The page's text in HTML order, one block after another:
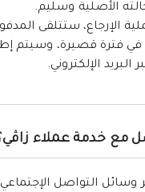
الأصلية وسليم.
الإرجاع، ستتلقى
فترة قصيرة، وسيتم
البريد الإلكتروني.
مع خدمة عملاء
وسائل التواصل